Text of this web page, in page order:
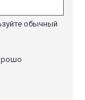
обычный